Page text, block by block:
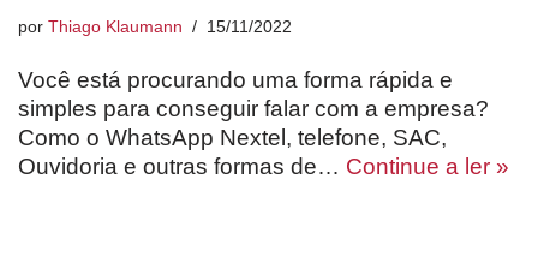
por Thiago Klaumann 15/11/2022
Você está procurando uma forma rápida e
simples para conseguir falar com a empresa?
Como o WhatsApp Nextel, telefone, SAC,
Ouvidoria e outras formas de… Continue a ler »